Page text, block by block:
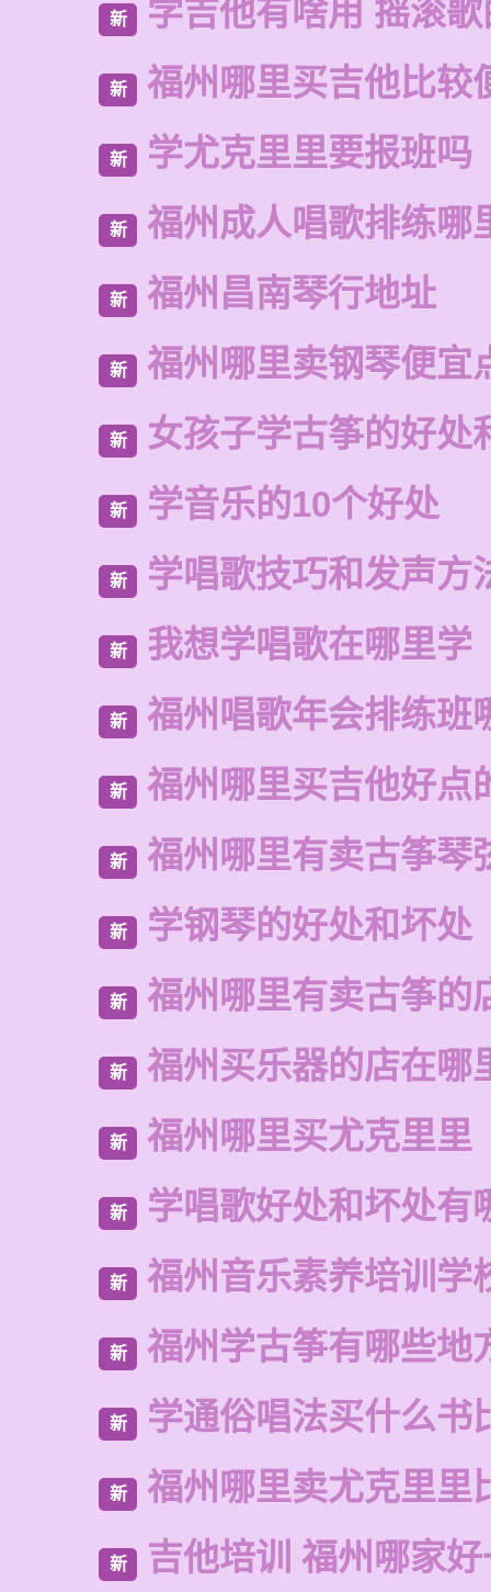
新 学吉他有啥用 摇滚歌
新 福州哪里买吉他比较
新 学尤克里里要报班吗
新 福州成人唱歌排练哪
新 福州昌南琴行地址
新 福州哪里卖钢琴便宜
新 女孩子学古筝的好处
新 学音乐的10个好处
新 学唱歌技巧和发声方
新 我想学唱歌在哪里学
新 福州唱歌年会排练班
新 福州哪里买吉他好点
新 福州哪里有卖古筝琴
新 学钢琴的好处和坏处
新 福州哪里有卖古筝的
新 福州买乐器的店在哪
新 福州哪里买尤克里里
新 学唱歌好处和坏处有
新 福州音乐素养培训学
新 福州学古筝有哪些地
新 学通俗唱法买什么书
新 福州哪里卖尤克里里
新 吉他培训 福州哪家